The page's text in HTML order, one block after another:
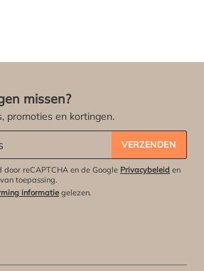
missen?
promoties en kortingen.
VERZENDEN
reCAPTCHA en de Google Privacybeleid en
toepassing.
informatie gelezen.